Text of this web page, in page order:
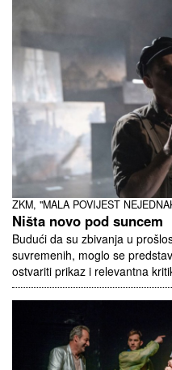
ZKM, "MALA POVIJEST
Ništa novo pod suncem
Budući da su zbivanja u
suvremenih, moglo se
ostvariti prikaz i relevantna